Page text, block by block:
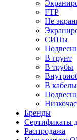
FTP
Не
СИПы
В грунт
В трубы
В
Бренды
Сертификаты
Распродажа